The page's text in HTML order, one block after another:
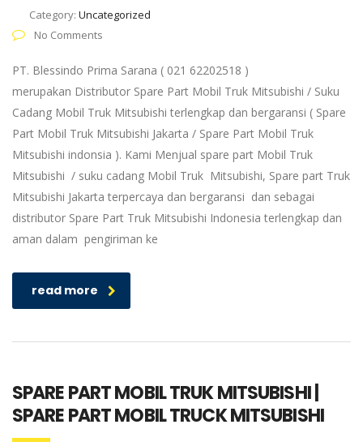
Category: Uncategorized
No Comments
PT. Blessindo Prima Sarana ( 021 62202518 )
merupakan Distributor Spare Part Mobil Truk Mitsubishi / Suku
Cadang Mobil Truk Mitsubishi terlengkap dan bergaransi ( Spare
Part Mobil Truk Mitsubishi Jakarta / Spare Part Mobil Truk
Mitsubishi indonsia ). Kami Menjual spare part Mobil Truk
Mitsubishi / suku cadang Mobil Truk Mitsubishi, Spare part Truk
Mitsubishi Jakarta terpercaya dan bergaransi dan sebagai
distributor Spare Part Truk Mitsubishi Indonesia terlengkap dan
aman dalam pengiriman ke
read more
SPARE PART MOBIL TRUK MITSUBISHI |
SPARE PART MOBIL TRUCK MITSUBISHI